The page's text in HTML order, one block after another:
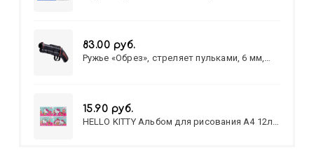
83.00 руб.
Ружье «Обрез», стреляет пульками, 6 мм,
15.90 руб.
HELLO KITTY Альбом для рисования А4 12л.